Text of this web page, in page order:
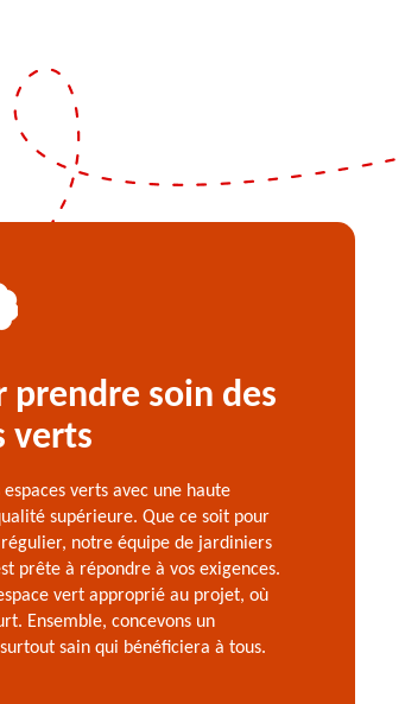
prendre soin des
verts
verts avec une haute
supérieure. Que ce soit pour
notre équipe de jardiniers
prête à répondre à vos exigences.
vert approprié au projet, où
Ensemble, concevons un
sain qui bénéficiera à tous.